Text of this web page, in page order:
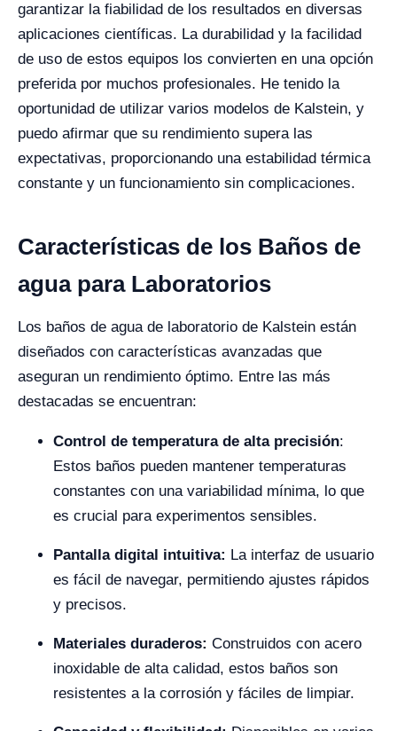
garantizar la fiabilidad de los resultados en diversas
aplicaciones científicas. La durabilidad y la facilidad
de uso de estos equipos los convierten en una opción
preferida por muchos profesionales. He tenido la
oportunidad de utilizar varios modelos de Kalstein, y
puedo afirmar que su rendimiento supera las
expectativas, proporcionando una estabilidad térmica
constante y un funcionamiento sin complicaciones.
Características de los Baños de
agua para Laboratorios
Los baños de agua de laboratorio de Kalstein están
diseñados con características avanzadas que
aseguran un rendimiento óptimo. Entre las más
destacadas se encuentran:
Control de temperatura de alta precisión:
Estos baños pueden mantener temperaturas
constantes con una variabilidad mínima, lo que
es crucial para experimentos sensibles.
Pantalla digital intuitiva: La interfaz de usuario
es fácil de navegar, permitiendo ajustes rápidos
y precisos.
Materiales duraderos: Construidos con acero
inoxidable de alta calidad, estos baños son
resistentes a la corrosión y fáciles de limpiar.